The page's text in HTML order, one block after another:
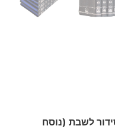
לשבת (נוסח